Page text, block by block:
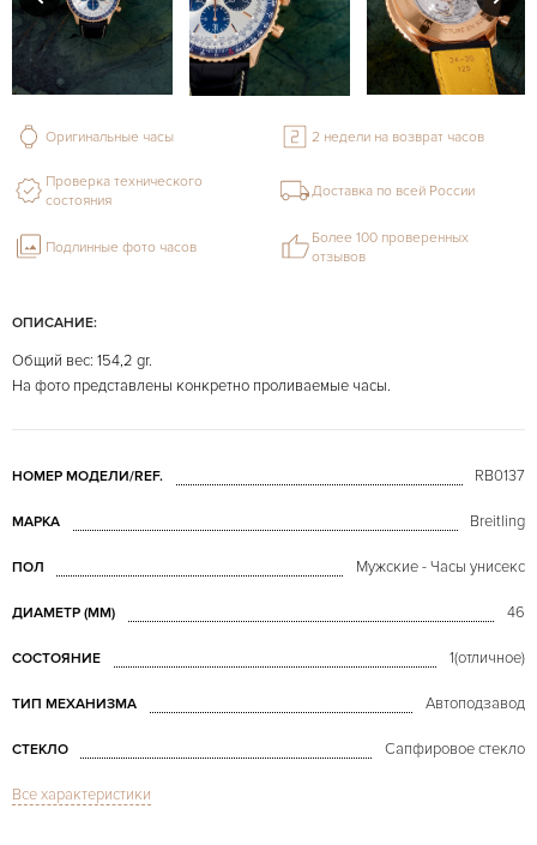
ОПИСАНИЕ:
Общий вес: 154,2 gr.
На фото представлены конкретно проливаемые часы.
НОМЕР МОДЕЛИ/REF. RB0137
МАРКА Breitling
ПОЛ Мужские - Часы унисекс
ДИАМЕТР (MM) 46
СОСТОЯНИЕ 1(отличное)
ТИП МЕХАНИЗМА Автоподзавод
СТЕКЛО Сапфировое стекло
ФУНКЦИИ
Все характеристики
Оригинальные часы 2 недели на возврат часов
Проверка технического
состояния
Доставка по всей России
Подлинные фото часов
Более 100 проверенных
отзывов